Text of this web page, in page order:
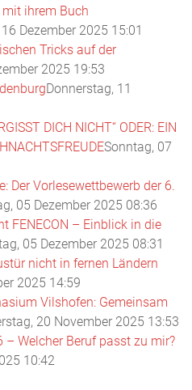
ihrem Buch
Dezember 2025 15:01
Tricks auf der
2025 19:53
Donnerstag, 11
DICH NICHT“ ODER: EIN
Sonntag, 07
Der Vorlesewettbewerb der 6.
05 Dezember 2025 08:36
FENECON – Einblick in die
05 Dezember 2025 08:31
nicht in fernen Ländern
2025 14:59
Vilshofen: Gemeinsam
20 November 2025 13:53
Welcher Beruf passt zu mir?
10:42